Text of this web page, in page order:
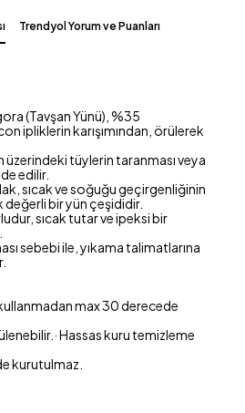
Trendyol Yorum ve Puanları
(Tavşan Yünü), %35
ipliklerin karışımından, örülerek
tüylerin taranması veya
edilir.
sıcak ve soğuğu geçirgenliğinin
değerli bir yün çeşididir.
sıcak tutar ve ipeksi bir
sebebi ile, yıkama talimatlarına
max 30 derecede
Hassas kuru temizleme
kurutulmaz.